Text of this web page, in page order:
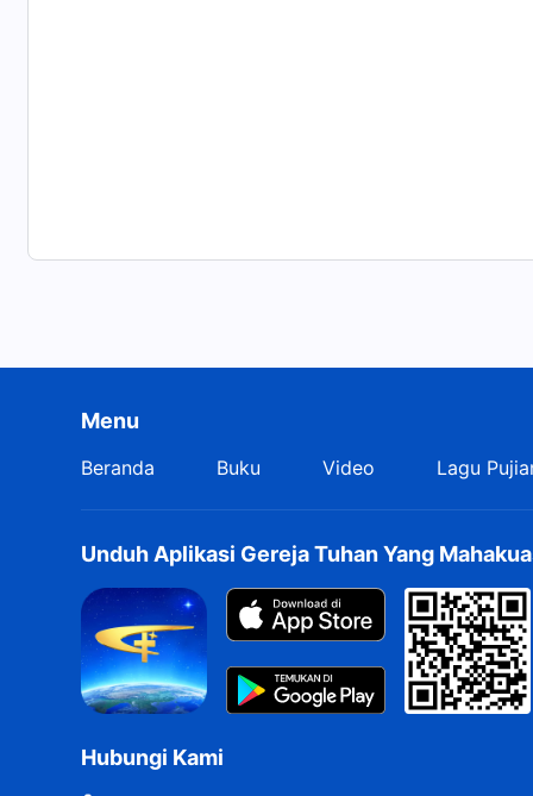
Menu
Beranda Buku Video Lagu
Unduh Aplikasi Gereja Tuhan Yang
Hubungi Kami